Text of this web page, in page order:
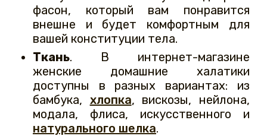
фасон, который вам понравится
внешне и будет комфортным для
вашей конституции тела.
Ткань. В интернет-магазине
женские домашние халатики
доступны в разных вариантах: из
бамбука, хлопка, вискозы, нейлона,
модала, флиса, искусственного и
натурального шелка.